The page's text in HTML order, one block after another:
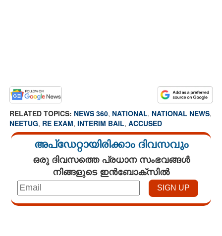
RELATED TOPICS: NEWS 360, NATIONAL, NATIONAL NEWS,
NEETUG, RE EXAM, INTERIM BAIL, ACCUSED
അപ്ഡേറ്റായിരിക്കാം ദിവസവും
ഒരു ദിവസത്തെ പ്രധാന സംഭവങ്ങൾ
നിങ്ങളുടെ ഇൻബോക്സിൽ